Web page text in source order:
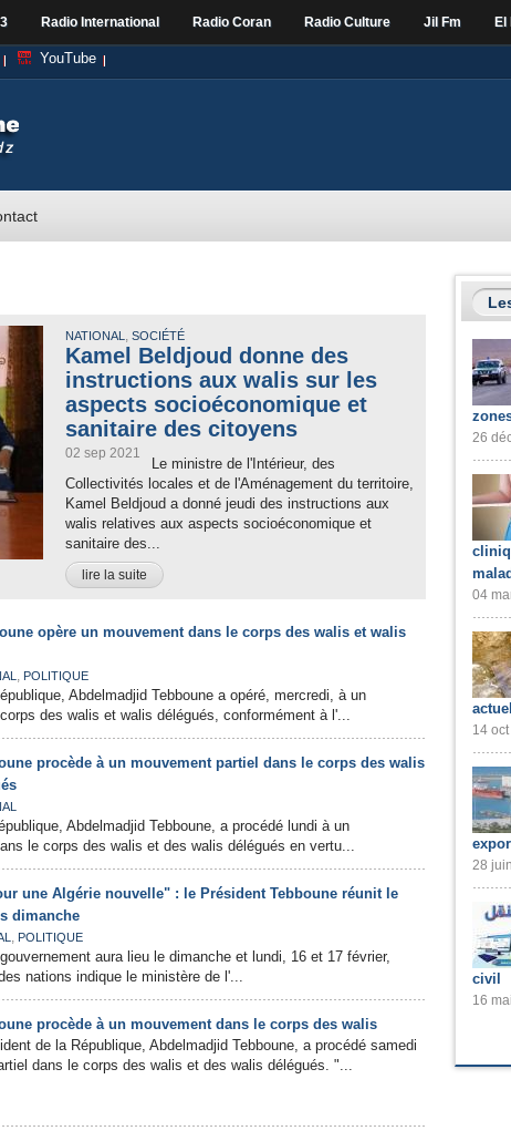
Radio International Radio Coran Radio Culture Jil Fm El
YouTube
NATIONAL , SOCIÉTÉ
Kamel Beldjoud donne des
instructions aux walis sur les
aspects socioéconomique et
sanitaire des citoyens
02 sep 2021
Le ministre de l'Intérieur, des
Collectivités locales et de l'Aménagement du territoire,
Kamel Beldjoud a donné jeudi des instructions aux
walis relatives aux aspects socioéconomique et
sanitaire des...
lire la suite
opère un mouvement dans le corps des walis et walis
, POLITIQUE
Abdelmadjid Tebboune a opéré, mercredi, à un
des walis et walis délégués, conformément à l'...
procède à un mouvement partiel dans le corps des walis
Abdelmadjid Tebboune, a procédé lundi à un
le corps des walis et des walis délégués en vertu...
une Algérie nouvelle" : le Président Tebboune réunit le
dimanche
, POLITIQUE
aura lieu le dimanche et lundi, 16 et 17 février,
nations indique le ministère de l'...
procède à un mouvement dans le corps des walis
de la République, Abdelmadjid Tebboune, a procédé samedi
dans le corps des walis et des walis délégués. "...
26
04
14 oct
28
civil
16